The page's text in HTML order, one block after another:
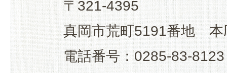
〒321-4395
真岡市荒町5191番地 本
電話番号：0285-83-8123